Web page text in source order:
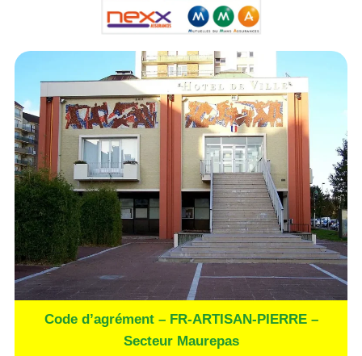
Code d’agrément – FR-ARTISAN-PIERRE –
Secteur Maurepas